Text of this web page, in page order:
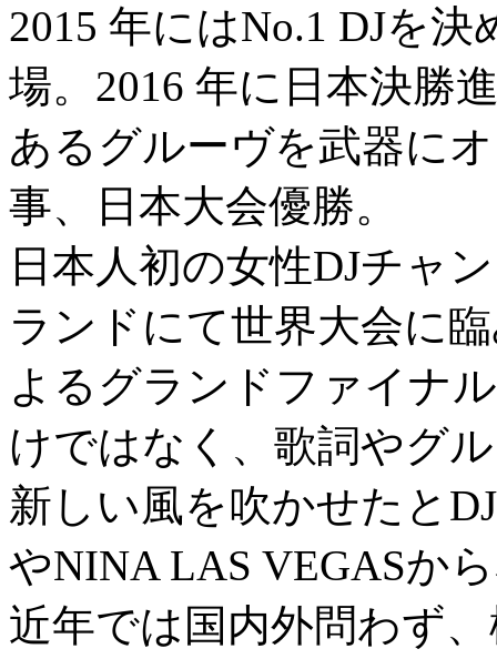
2015 年にはNo.1 DJを決
場。2016 年に日本決勝
あるグルーヴを武器に
事、日本大会優勝。
日本人初の女性DJチャ
ランドにて世界大会に
よるグランドファイナ
けではなく、歌詞やグ
新しい風を吹かせたと
やNINA LAS VEGASか
近年では国内外問わず